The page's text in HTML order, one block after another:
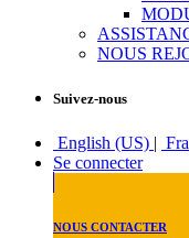
NOUS
Suivez-nous
English (US) |
Se connecter
NOUS CONTACTER